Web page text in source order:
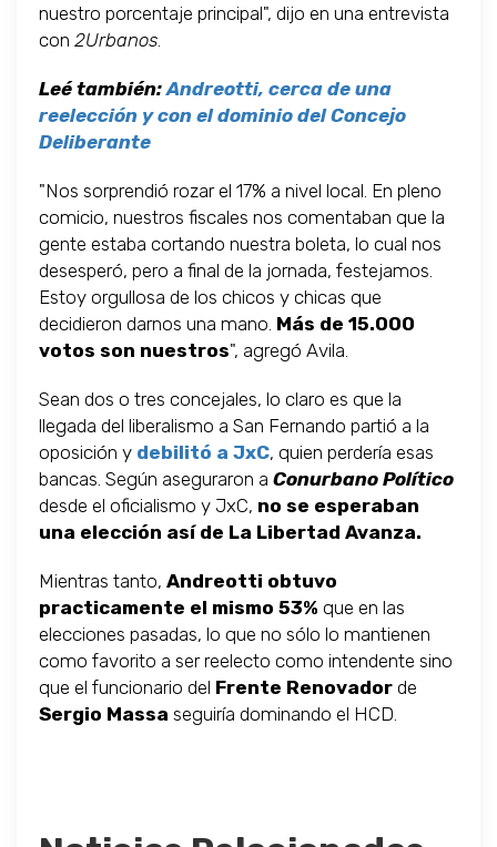
nuestro porcentaje principal", dijo en una entrevista
con 2Urbanos.
Leé también:Andreotti, cerca de una
reelección y con el dominio del Concejo
Deliberante
"Nos sorprendió rozar el 17% a nivel local. En pleno
comicio, nuestros fiscales nos comentaban que la
gente estaba cortando nuestra boleta, lo cual nos
desesperó, pero a final de la jornada, festejamos.
Estoy orgullosa de los chicos y chicas que
decidieron darnos una mano. Más de 15.000
votos son nuestros", agregó Avila.
Sean dos o tres concejales, lo claro es que la
llegada del liberalismo a San Fernando partió a la
oposición y debilitó a JxC, quien perdería esas
bancas. Según aseguraron a Conurbano Político
desde el oficialismo y JxC, no se esperaban
una elección así de La Libertad Avanza.
Mientras tanto, Andreotti obtuvo
practicamente el mismo 53% que en las
elecciones pasadas, lo que no sólo lo mantienen
como favorito a ser reelecto como intendente sino
que el funcionario del Frente Renovador de
Sergio Massa seguiría dominando el HCD.